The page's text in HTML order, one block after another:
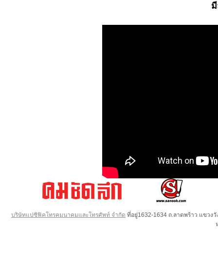
บริษัทแปซิฟิคโทรคมนาคมและโทรศัพท์ จำกัด ที่อยู่1632-1634 ถ.ลาดพร้าว แขวง